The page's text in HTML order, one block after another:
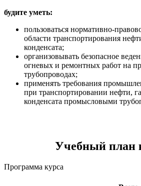
будите уметь:
пользоваться нормативно-
области транспортирования
конденсата;
организовывать безопасное
огневых и ремонтных работ на
трубопроводах;
применять требования
при транспортировании нефти,
конденсата промысловыми
Учебный план
Программа курса